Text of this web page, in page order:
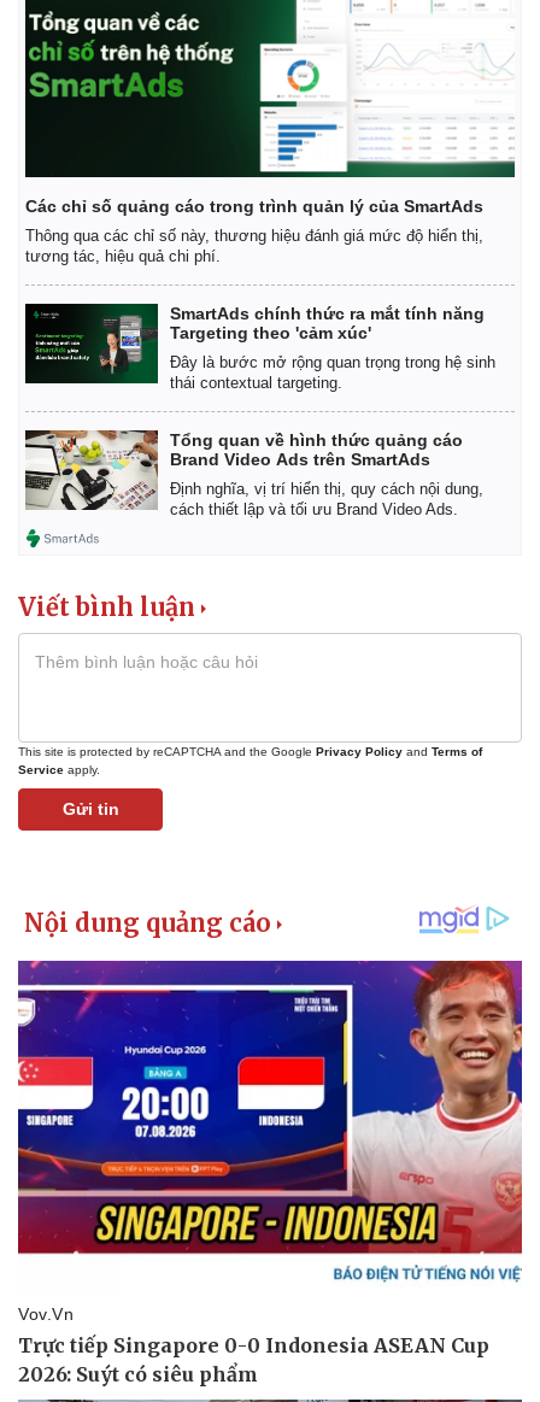
Kinh tế
Bất động sản
Thị trường
Các chỉ số quảng cáo trong trình quản lý của SmartAds
Thông qua các chỉ số này, thương hiệu đánh giá mức độ hiển thị,
tương tác, hiệu quả chi phí.
SmartAds chính thức ra mắt tính năng
Targeting theo 'cảm xúc'
Đây là bước mở rộng quan trọng trong hệ sinh
thái contextual targeting.
Tổng quan về hình thức quảng cáo
Brand Video Ads trên SmartAds
Định nghĩa, vị trí hiển thị, quy cách nội dung,
cách thiết lập và tối ưu Brand Video Ads.
Viết bình luận
This site is protected by reCAPTCHA and the Google Privacy Policy and Terms of
Service apply.
Gửi tin